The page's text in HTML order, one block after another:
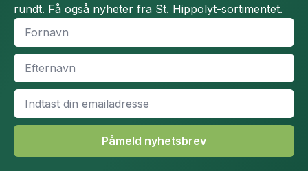
rundt. Få også nyheter fra St. Hippolyt-sortimentet.
Fornavn
Efternavn
Email
Påmeld nyhetsbrev